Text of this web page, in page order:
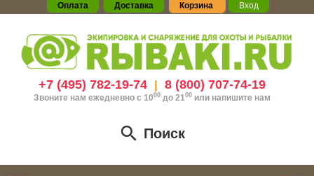
Оплата Доставка Корзина Вход
+7 (495) 782-19-74| 8 (800) 707-74-19
Звоните нам ежедневно с 1000до 21 00 или напишите нам
Поиск